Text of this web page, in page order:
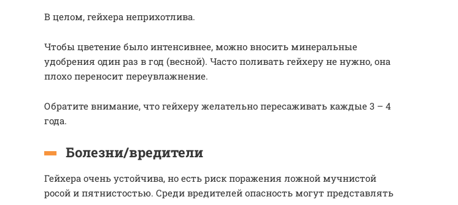
В целом, гейхера неприхотлива.
Чтобы цветение было интенсивнее, можно вносить минеральные
удобрения один раз в год (весной). Часто поливать гейхеру не нужно, она
плохо переносит переувлажнение.
Обратите внимание, что гейхеру желательно пересаживать каждые 3 – 4
года.
Болезни/вредители
Гейхера очень устойчива, но есть риск поражения ложной мучнистой
росой и пятнистостью. Среди вредителей опасность могут представлять